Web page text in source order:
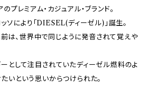
プレミアム・カジュアル・ブランド。
ッソにより「DIESEL(ディーゼル)」誕生。
は、世界中で同じように発音されて覚えや
として注目されていたディーゼル燃料のよ
いという思いからつけられた。